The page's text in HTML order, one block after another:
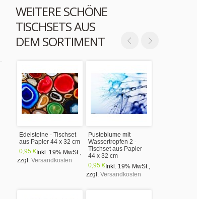
WEITERE SCHÖNE
TISCHSETS AUS
DEM SORTIMENT
Edelsteine - Tischset
aus Papier 44 x 32 cm
0,95 € Inkl. 19% MwSt.,
zzgl. Versandkosten
Pusteblume mit
Wassertropfen 2 -
Tischset aus Papier
44 x 32 cm
0,95 € Inkl. 19% MwSt.,
zzgl. Versandkosten